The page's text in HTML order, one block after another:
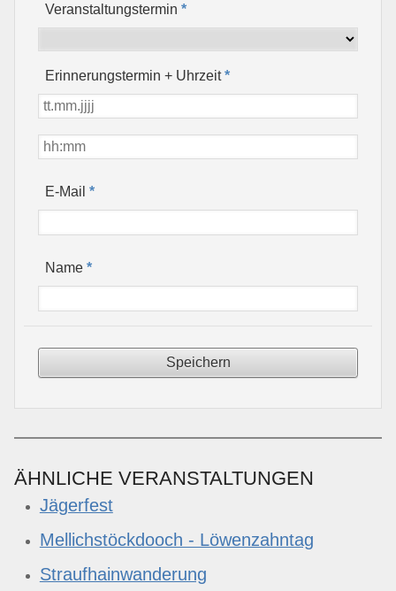
Veranstaltungstermin*
Erinnerungstermin + Uhrzeit*
E-Mail*
Name*
ÄHNLICHE VERANSTALTUNGEN
Jägerfest
Mellichstöckdooch - Löwenzahntag
Straufhainwanderung